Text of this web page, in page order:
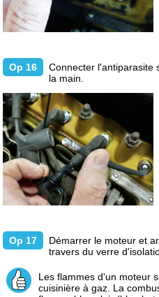
Op 16
Connecter l'antiparasite
la main.
Op 17
Démarrer le moteur et
travers du verre
Les flammes d'un moteur
cuisinière à gaz. La